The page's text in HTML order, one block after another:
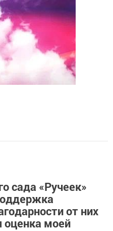
сада «Ручеек»
от них
оценка моей